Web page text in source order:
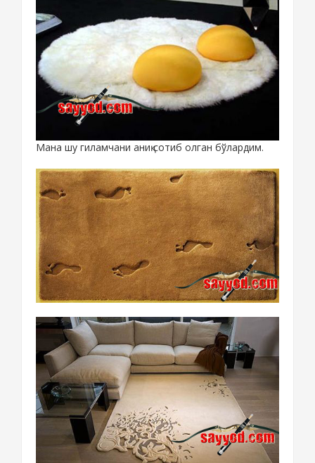
Мана шу гиламчани аниқ сотиб олган бўлардим.